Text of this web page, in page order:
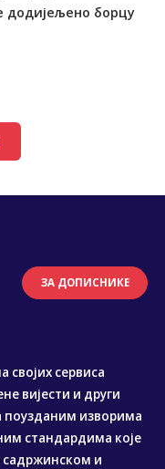
додијељено борцу
ЗА ДОПИСНИКЕ
сервиса
вијести и други
поузданим изворима
стандардима које
садржинском и